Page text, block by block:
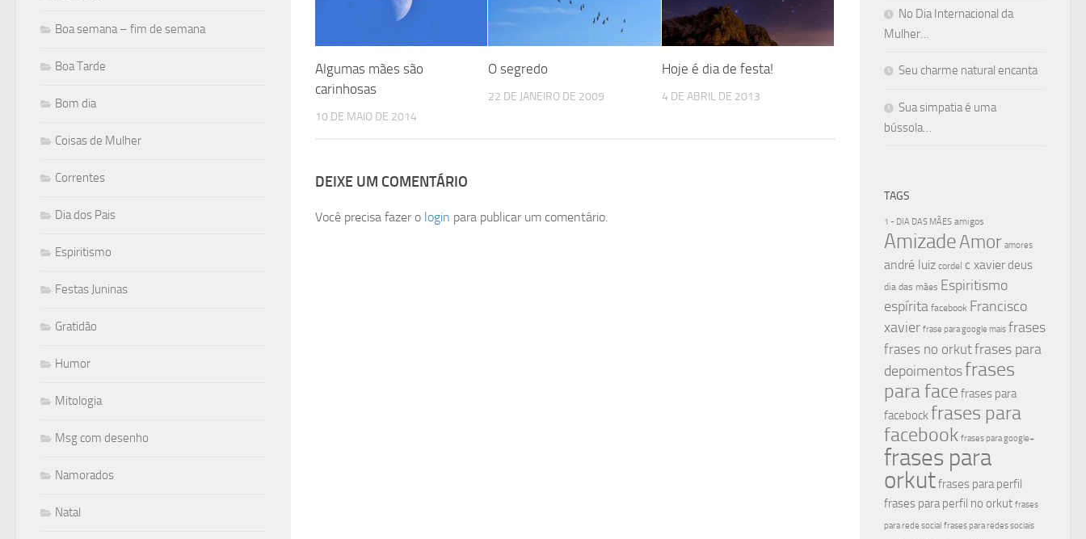
Algumas mães são
carinhosas
10 DE MAIO DE 2014
O segredo
22 DE JANEIRO DE 2009
Hoje é dia de festa!
4 DE ABRIL DE 2013
DEIXE UM COMENTÁRIO
Você precisa fazer o login para publicar um comentário.
Boa semana – fim de semana
Boa Tarde
Bom dia
Coisas de Mulher
Correntes
Dia dos Pais
Espiritismo
Festas Juninas
Gratidão
Humor
Mitologia
Msg com desenho
Namorados
Natal
No Dia Internacional da
Mulher…
Seu charme natural encanta
Sua simpatia é uma
bússola…
TAGS
1 - DIA DAS MÃES amigos
AmizadeAmor amores
andré luiz cordel c xavier deus
dia das mães Espiritismo
espírita facebook Francisco
xavier frase para google mais frases
frases no orkutfrases para
depoimentosfrases
para face frases para
facebockfrases para
facebook frases para google+
frases para
orkutfrases para perfil
frases para perfil no orkut frases
para rede social frases para redes sociais